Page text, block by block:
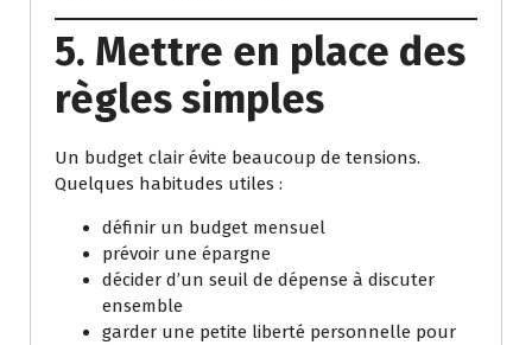
5. Mettre en place des
règles simples
Un budget clair évite beaucoup de tensions.
Quelques habitudes utiles :
définir un budget mensuel
prévoir une épargne
décider d’un seuil de dépense à discuter
ensemble
garder une petite liberté personnelle pour